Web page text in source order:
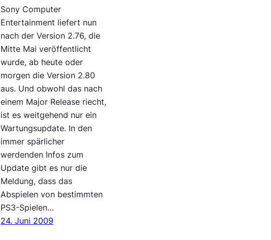
Sony Computer
Entertainment liefert nun
nach der Version 2.76, die
Mitte Mai veröffentlicht
wurde, ab heute oder
morgen die Version 2.80
aus. Und obwohl das nach
einem Major Release riecht,
ist es weitgehend nur ein
Wartungsupdate. In den
immer spärlicher
werdenden Infos zum
Update gibt es nur die
Meldung, dass das
Abspielen von bestimmten
PS3-Spielen…
24. Juni 2009